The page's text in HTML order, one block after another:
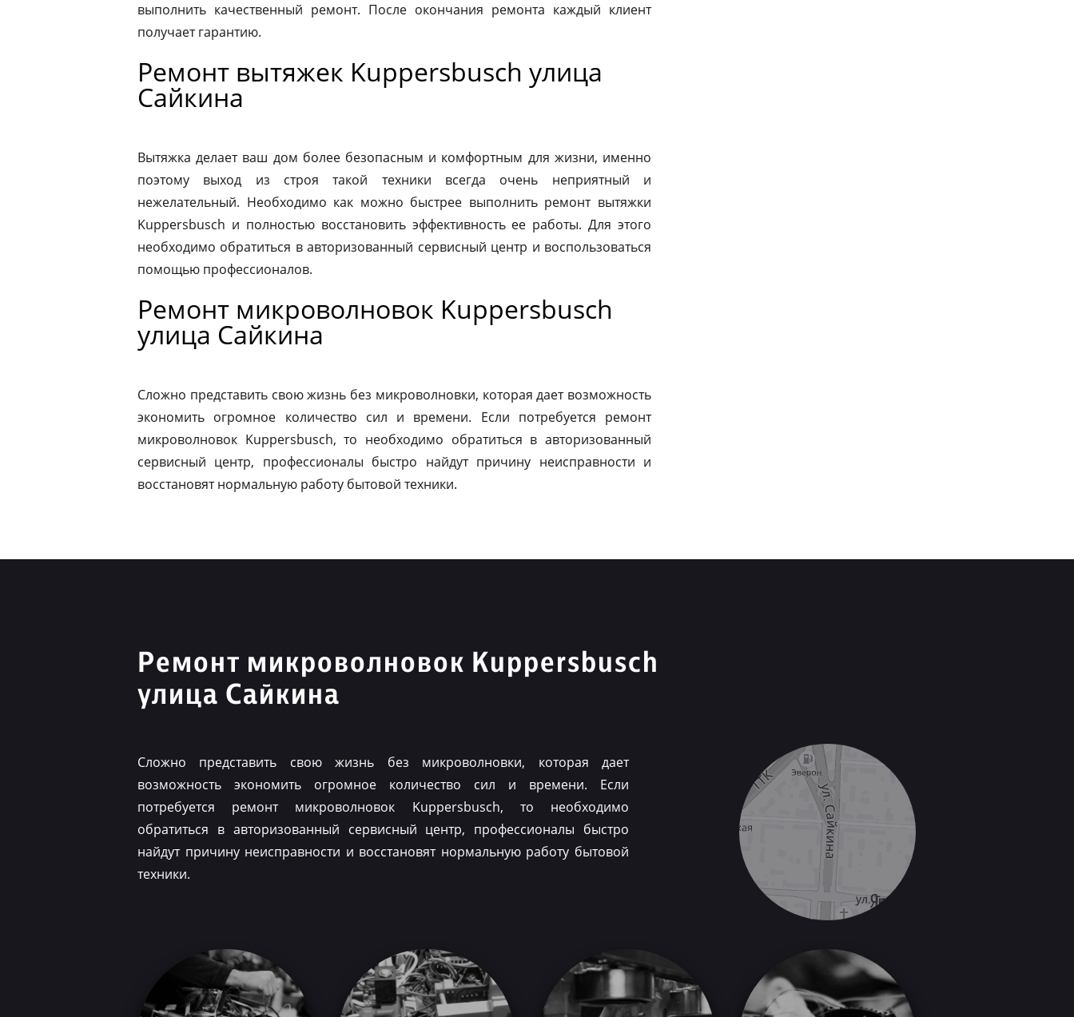
выполнить качественный ремонт. После окончания ремонта каждый клиент
получает гарантию.
Ремонт вытяжек Kuppersbusch улица
Сайкина
Вытяжка делает ваш дом более безопасным и комфортным для жизни, именно
поэтому выход из строя такой техники всегда очень неприятный и
нежелательный. Необходимо как можно быстрее выполнить ремонт вытяжки
Kuppersbusch и полностью восстановить эффективность ее работы. Для этого
необходимо обратиться в авторизованный сервисный центр и воспользоваться
помощью профессионалов.
Ремонт микроволновок Kuppersbusch
улица Сайкина
Сложно представить свою жизнь без микроволновки, которая дает возможность
экономить огромное количество сил и времени. Если потребуется ремонт
микроволновок Kuppersbusch, то необходимо обратиться в авторизованный
сервисный центр, профессионалы быстро найдут причину неисправности и
восстановят нормальную работу бытовой техники.
Ремонт микроволновок Kuppersbusch
улица Сайкина
Сложно представить свою жизнь без микроволновки, которая дает
возможность экономить огромное количество сил и времени. Если
потребуется ремонт микроволновок Kuppersbusch, то необходимо
обратиться в авторизованный сервисный центр, профессионалы быстро
найдут причину неисправности и восстановят нормальную работу бытовой
техники.